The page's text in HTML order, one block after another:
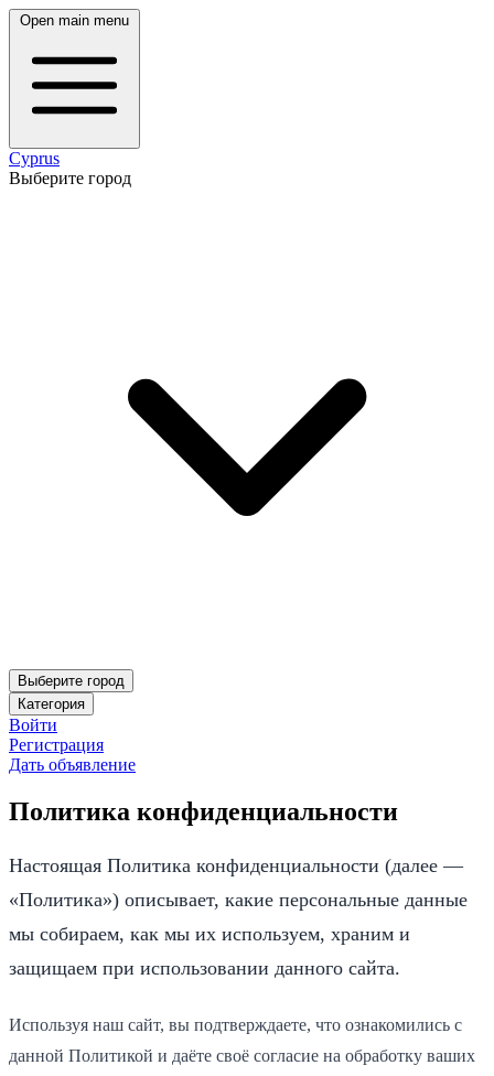
Open main menu
Cyprus
Выберите город
Выберите город
Категория
Войти
Регистрация
Дать объявление
Политика конфиденциальности
Настоящая Политика конфиденциальности (далее —
«Политика») описывает, какие персональные данные
мы собираем, как мы их используем, храним и
защищаем при использовании данного сайта.
Используя наш сайт, вы подтверждаете, что ознакомились с
данной Политикой и даёте своё согласие на обработку ваших